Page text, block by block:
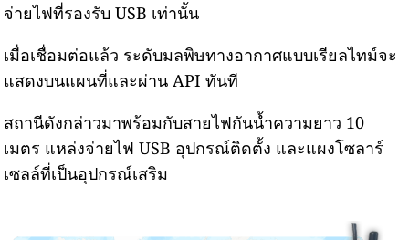
จ่ายไฟที่รองรับ USB เท่านั้น
เมื่อเชื่อมต่อแล้ว ระดับมลพิษทางอากาศแบบเรียลไทม์จะ
แสดงบนแผนที่และผ่าน API ทันที
สถานีดังกล่าวมาพร้อมกับสายไฟกันน้ำความยาว 10
เมตร แหล่งจ่ายไฟ USB อุปกรณ์ติดตั้ง และแผงโซลาร์
เซลล์ที่เป็นอุปกรณ์เสริม